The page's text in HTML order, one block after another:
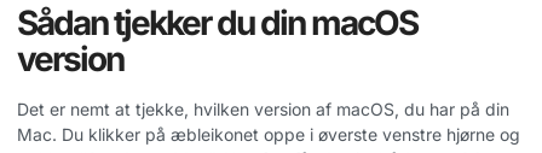
Sådan tjekker du din macOS
version
Det er nemt at tjekke, hvilken version af macOS, du har på din
Mac. Du klikker på æbleikonet oppe i øverste venstre hjørne og